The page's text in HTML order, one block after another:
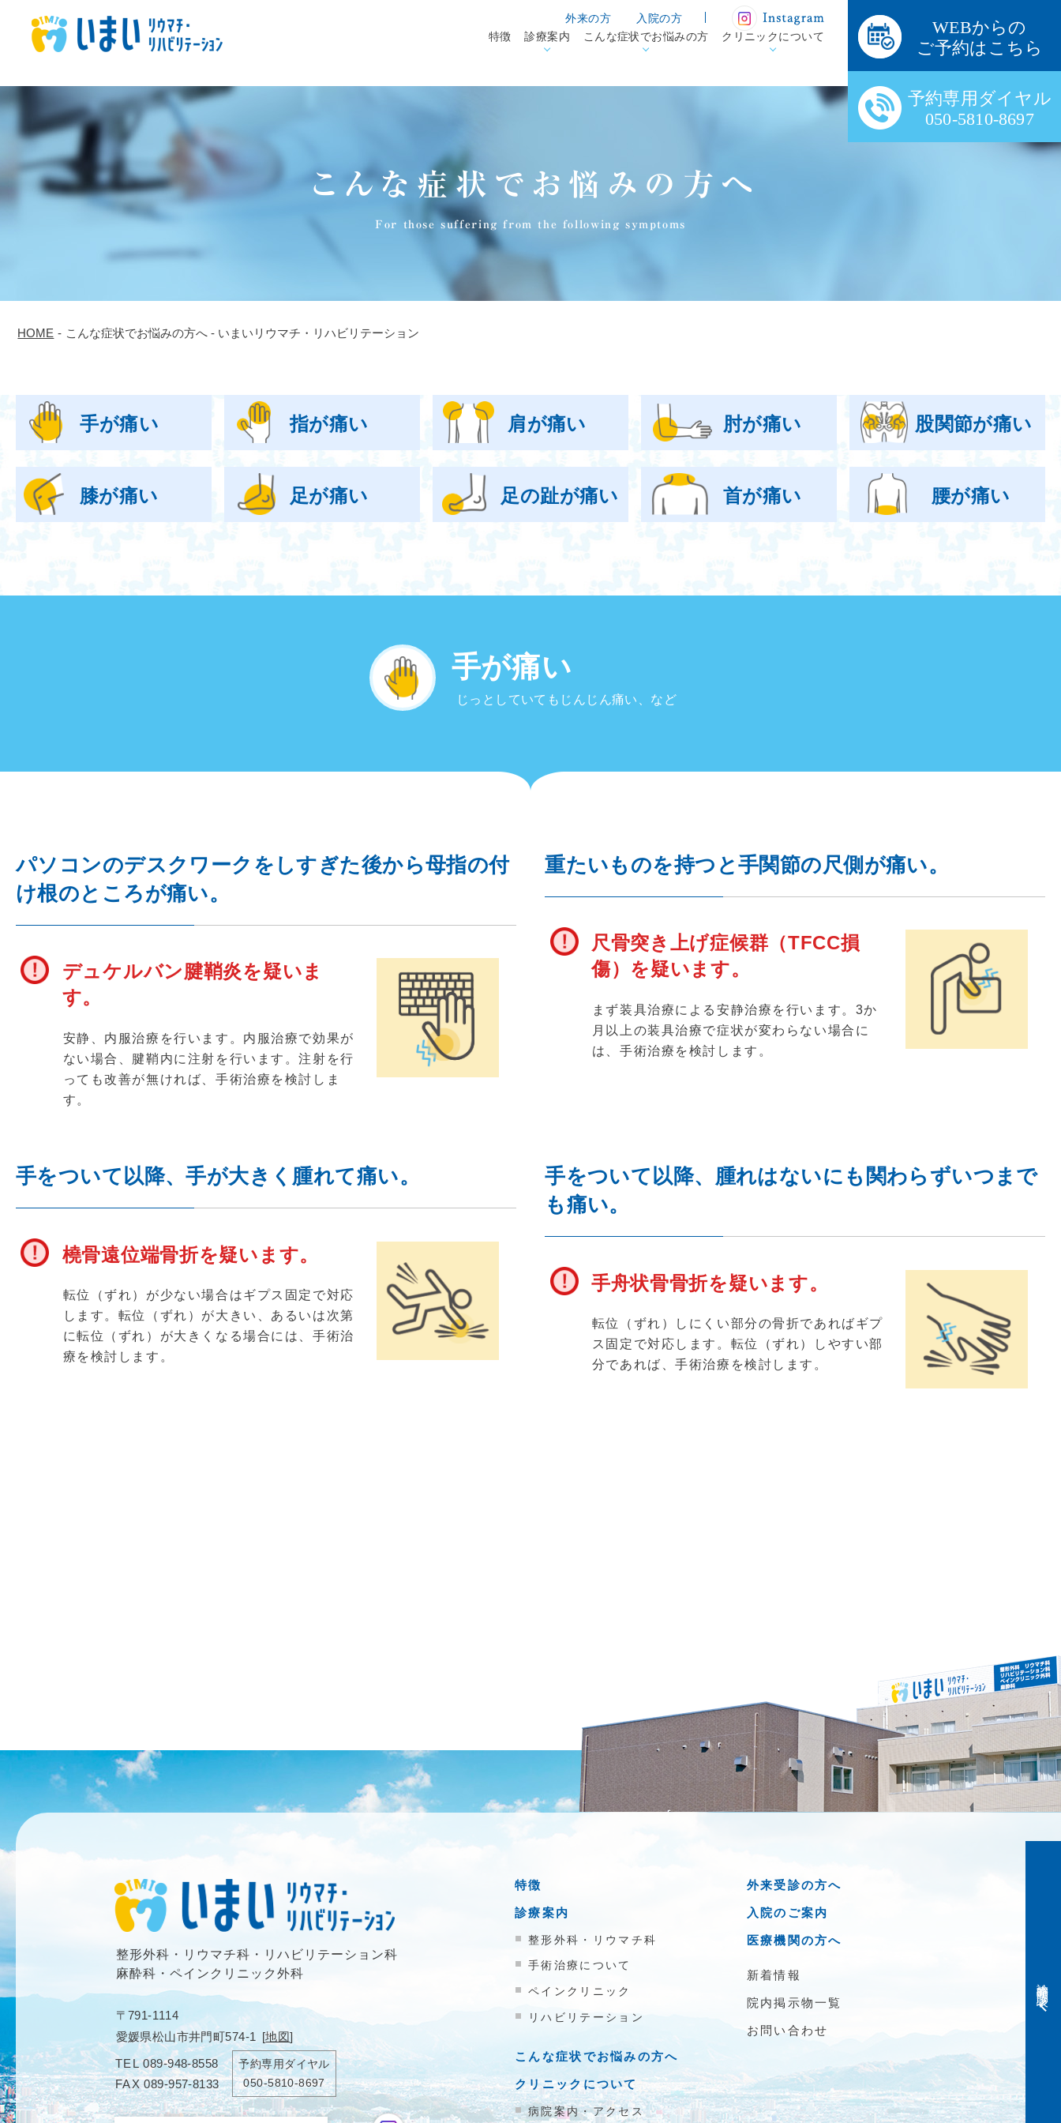
特徴 診療案内 こんな症状でお悩みの方 クリニックについて
外来の方 入院の方
WEBからの
ご予約はこちら
予約専用ダイヤル
050-5810-8697
こんな症状でお悩みの方へ
For those suffering from the following symptoms
HOME - こんな症状でお悩みの方へ - いまいリウマチ・リハビリテーション
手が痛い 指が痛い 肩が痛い 肘が痛い 股関節が痛い
膝が痛い 足が痛い 足の趾が痛い 首が痛い 腰が痛い
手が痛い
じっとしていてもじんじん痛い、など
パソコンのデスクワークをしすぎた後から母指の付
け根のところが痛い。
デュケルバン腱鞘炎を疑いま
す。
安静、内服治療を行います。内服治療で効果が
ない場合、腱鞘内に注射を行います。注射を行
っても改善が無ければ、手術治療を検討しま
す。
重たいものを持つと手関節の尺側が痛い。
尺骨突き上げ症候群（TFCC損
傷）を疑います。
まず装具治療による安静治療を行います。 3か
月以上の装具治療で症状が変わらない場合に
は、手術治療を検討します。
手をついて以降、手が大きく腫れて痛い。
橈骨遠位端骨折を疑います。
転位（ずれ）が少ない場合はギプス固定で対応
します。転位（ずれ）が大きい、あるいは次第
に転位（ずれ）が大きくなる場合には、手術治
療を検討します。
手をついて以降、腫れはないにも関わらずいつまで
も痛い。
手舟状骨骨折を疑います。
転位（ずれ）しにくい部分の骨折であればギプ
ス固定で対応します。転位（ずれ）しやすい部
分であれば、手術治療を検討します。
整形外科・リウマチ科・リハビリテーション科
麻酔科・ペインクリニック外科
〒791-1114
愛媛県松山市井門町574-1 [地図]
TEL 089-948-8558
FAX 089-957-8133
予約専用ダイヤル
050-5810-8697
特徴
診療案内
整形外科・リウマチ科
手術治療について
ペインクリニック
リハビリテーション
こんな症状でお悩みの方へ
クリニックについて
病院案内・アクセス
外来受診の方へ
入院のご案内
医療機関の方へ
新着情報
院内掲示物一覧
お問い合わせ